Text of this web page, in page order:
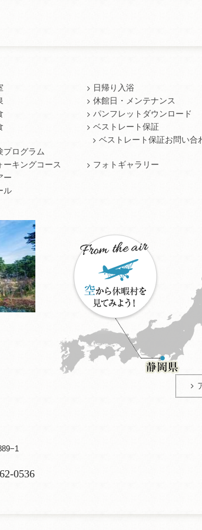
プログラム
ーキングコース
ー
ル
日帰り入浴
休館日・メンテナンス
パンフレットダウンロード
ベストレート保証
ベストレート保証お問い合
フォトギャラリー
0536